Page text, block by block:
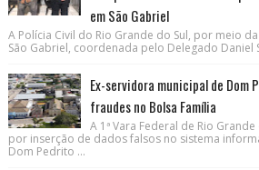
em São Gabriel
A Polícia Civil do Rio Grande do Sul, por meio
São Gabriel, coordenada pelo Delegado Daniel
Ex-servidora municipal de Dom
fraudes no Bolsa Família
A 1ª Vara Federal de Rio
por inserção de dados falsos no sistema
Dom Pedrito ...